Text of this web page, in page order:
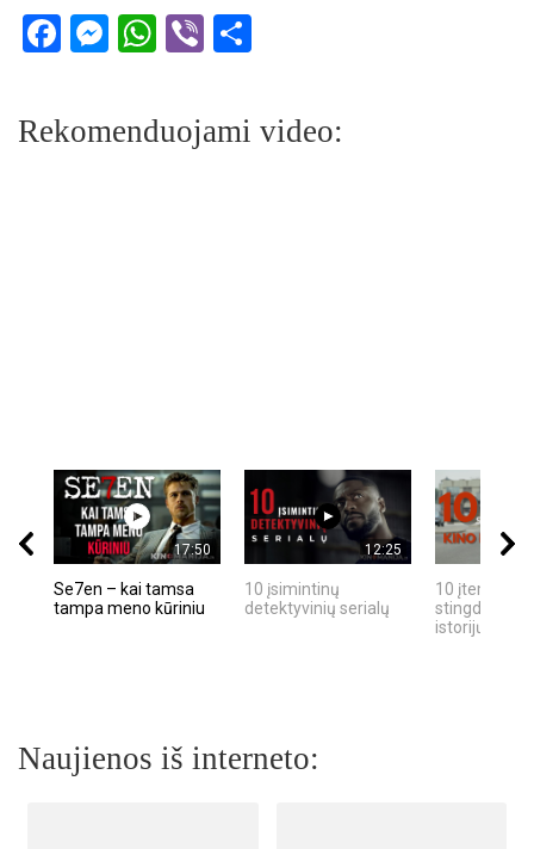
Facebook
Messenger
WhatsApp
Viber
Rekomenduojami video:
17:50
Se7en – kai tamsa
tampa meno kūriniu
12:25
10 įsimintinų
detektyvinių serialų
10 įtemptų,
stingdančių
istorijų
Naujienos iš interneto: